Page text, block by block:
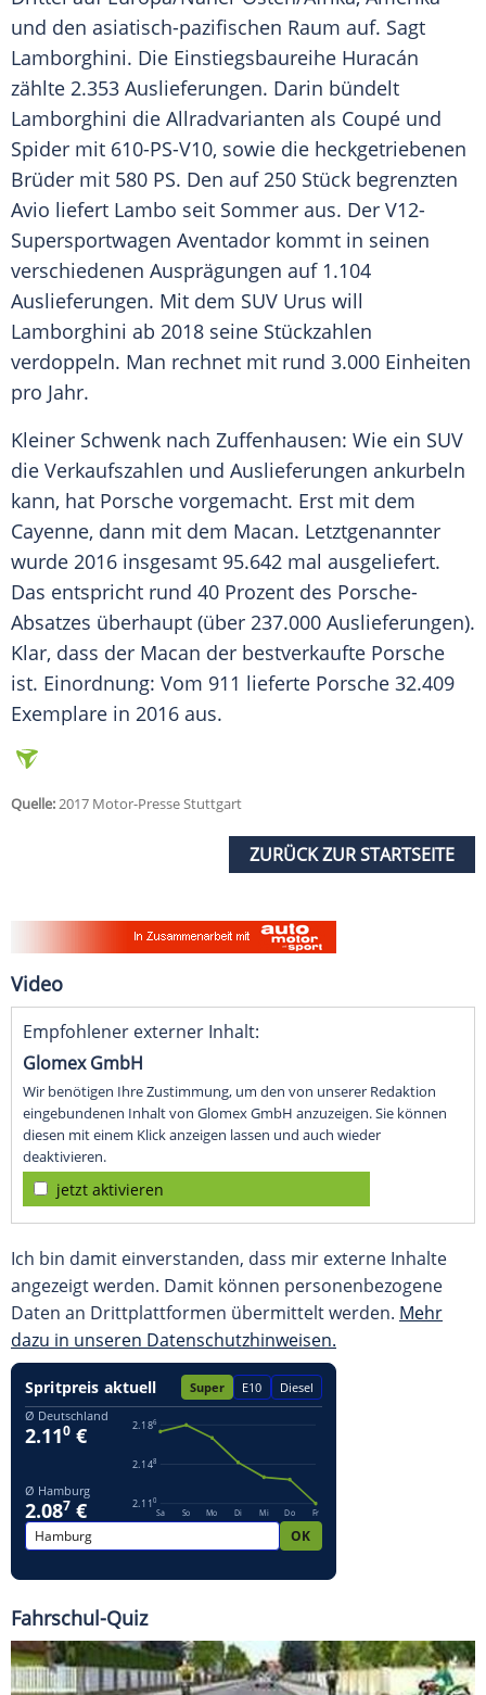
und den asiatisch-pazifischen Raum auf. Sagt
Lamborghini. Die Einstiegsbaureihe Huracán
zählte 2.353 Auslieferungen. Darin bündelt
Lamborghini die Allradvarianten als Coupé und
Spider mit 610-PS-V10, sowie die heckgetriebenen
Brüder mit 580 PS. Den auf 250 Stück begrenzten
Avio liefert Lambo seit Sommer aus. Der V12-
Supersportwagen Aventador kommt in seinen
verschiedenen Ausprägungen auf 1.104
Auslieferungen. Mit dem SUV Urus will
Lamborghini ab 2018 seine Stückzahlen
verdoppeln. Man rechnet mit rund 3.000 Einheiten
pro Jahr.
Kleiner Schwenk nach Zuffenhausen: Wie ein SUV
die Verkaufszahlen und Auslieferungen ankurbeln
kann, hat Porsche vorgemacht. Erst mit dem
Cayenne, dann mit dem Macan. Letztgenannter
wurde 2016 insgesamt 95.642 mal ausgeliefert.
Das entspricht rund 40 Prozent des Porsche-
Absatzes überhaupt (über 237.000 Auslieferungen).
Klar, dass der Macan der bestverkaufte Porsche
ist. Einordnung: Vom 911 lieferte Porsche 32.409
Exemplare in 2016 aus.
Quelle:2017 Motor-Presse Stuttgart
ZURÜCK ZUR STARTSEITE
Video
Empfohlener externer Inhalt:
Glomex GmbH
Wir benötigen Ihre Zustimmung, um den von unserer Redaktion
eingebundenen Inhalt von Glomex GmbH anzuzeigen. Sie können
diesen mit einem Klick anzeigen lassen und auch wieder
deaktivieren.
jetzt aktivieren
Ich bin damit einverstanden, dass mir externe Inhalte
angezeigt werden. Damit können personenbezogene
Daten an Drittplattformen übermittelt werden. Mehr
dazu in unseren Datenschutzhinweisen.
Fahrschul-Quiz